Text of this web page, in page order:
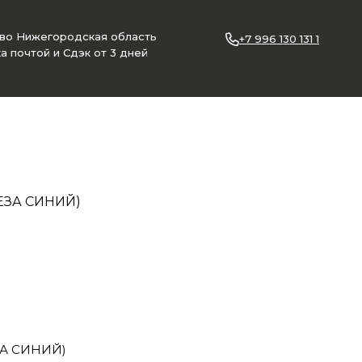
Нижегородская область
почтой и Сдэк от 3 дней
+7 996 130 131 1
СИНИЙ)
СИНИЙ)